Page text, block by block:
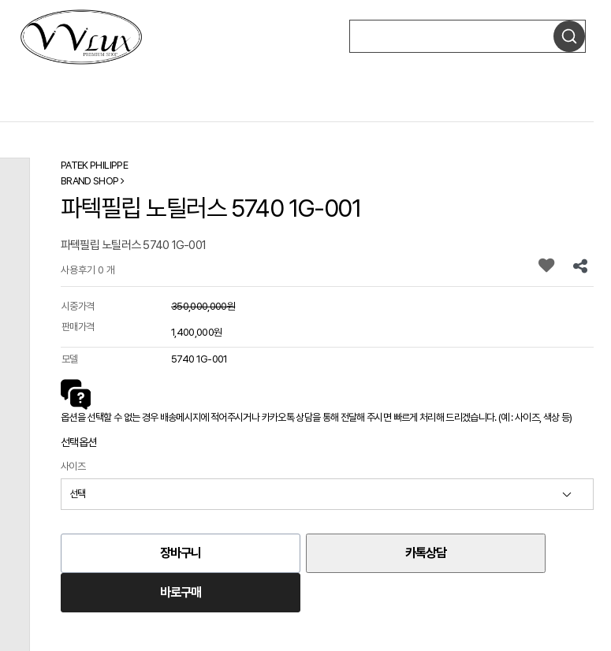
PATEK PHILIPPE
BRAND SHOP
파텍필립 노틸러스 5740 1G-001
파텍필립 노틸러스 5740 1G-001
사용후기 0 개
시중가격
350,000,000원
판매가격
1,400,000원
모델 5740 1G-001
옵션을 선택할 수 없는 경우 배송메시지에 적어주시거나 카카오톡 상담을 통해 전달해 주시면 빠르게 처리해 드리겠습니다. (예 : 사이즈, 색상 등)
선택옵션
사이즈
장바구니 카톡상담
바로구매